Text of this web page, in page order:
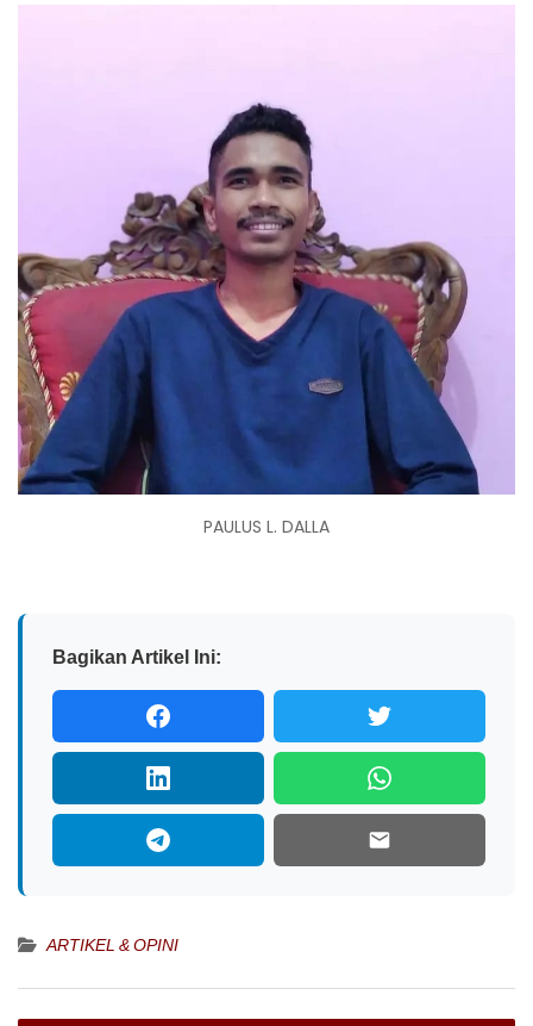
PAULUS L. DALLA
Bagikan Artikel Ini:
ARTIKEL & OPINI